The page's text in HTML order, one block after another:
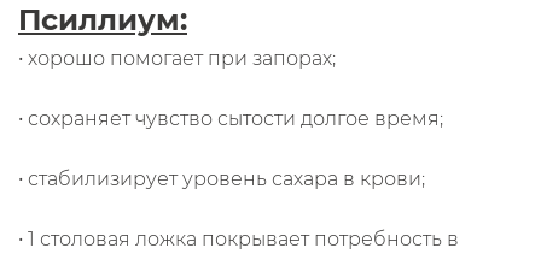
Псиллиум:
• хорошо помогает при запорах;
• сохраняет чувство сытости долгое время;
• стабилизирует уровень сахара в крови;
• 1 столовая ложка покрывает потребность в